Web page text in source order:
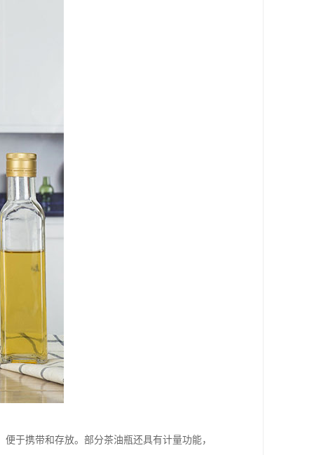
于携带和存放。部分茶油瓶还具有计量功能，